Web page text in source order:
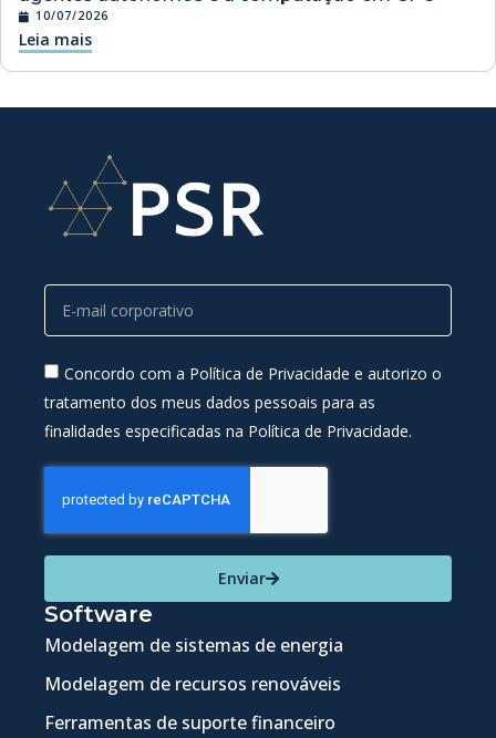
10/07/2026
Leia mais
Concordo com a Política de Privacidade e autorizo o
tratamento dos meus dados pessoais para as
finalidades especificadas na Política de Privacidade.
Enviar
Software
Modelagem de sistemas de energia
Modelagem de recursos renováveis
Ferramentas de suporte financeiro